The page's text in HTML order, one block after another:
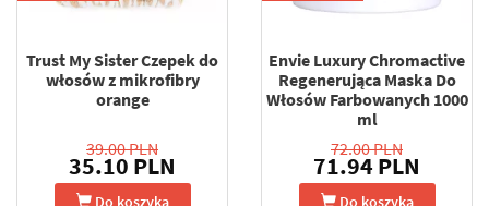
Trust My Sister Czepek do
włosów z mikrofibry
orange
39.00 PLN
35.10 PLN
Do koszyka
Envie Luxury Chromactive
Regenerująca Maska Do
Włosów Farbowanych 1000
ml
72.00 PLN
71.94 PLN
Do koszyka